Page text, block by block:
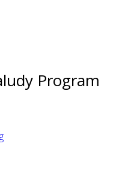
Program